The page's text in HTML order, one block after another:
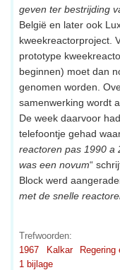
geven ter bestrijding
België en later ook
kweekreactorproject.
prototype
beginnen) moet dan
genomen worden.
samenwerking wordt
De week daarvoor
telefoontje gehad
reactoren pas 1990 a
was een novum“
Block werd
met de snelle
Trefwoorden:
1967
Kalkar
Regering
1 bijlage